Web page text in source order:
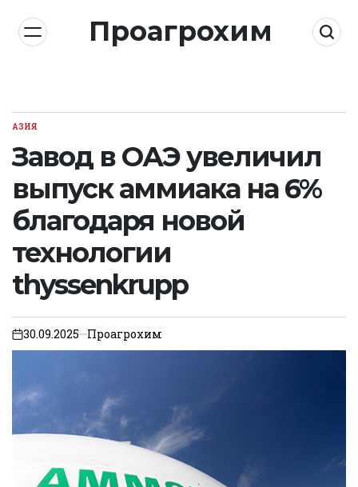
content
Проагрохим
POSTED
АЗИЯ
Завод в ОАЭ увеличил
выпуск аммиака на 6%
благодаря новой
технологии
thyssenkrupp
on30.09.2025 Проагрохим